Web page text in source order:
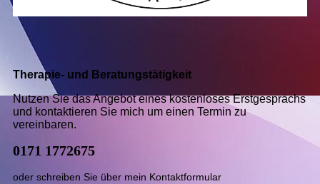
Therapie- und Beratungstätigkeit
Nutzen Sie das Angebot eines kostenloses Erstgesprächs
und kontaktieren Sie mich um einen Termin zu
vereinbaren.
0171 1772675
oder schreiben Sie über mein Kontaktformular